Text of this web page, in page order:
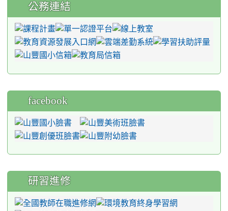
公務連結
facebook
研習進修